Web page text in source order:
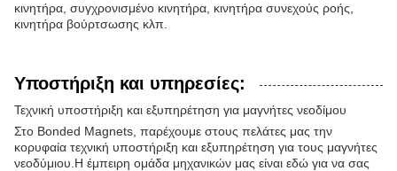
κινητήρα, συγχρονισμένο κινητήρα, κινητήρα συνεχούς ροής,
κινητήρα βούρτσωσης κλπ.
Υποστήριξη και υπηρεσίες:
Τεχνική υποστήριξη και εξυπηρέτηση για μαγνήτες νεοδίμου
Στο Bonded Magnets, παρέχουμε στους πελάτες μας την
κορυφαία τεχνική υποστήριξη και εξυπηρέτηση για τους μαγνήτες
νεοδύμιου.Η έμπειρη ομάδα μηχανικών μας είναι εδώ για να σας